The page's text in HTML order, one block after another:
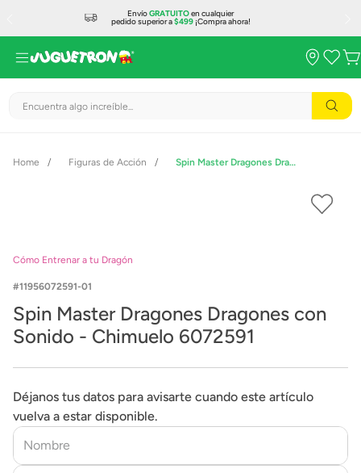
EnvíoGRATUITOen cualquier
pedido superior a$499¡Compra ahora!
Encuentra algo increíble...
Figuras de Acción Spin Master Dragones Dragones con Sonido - Chimuelo 6072591
Cómo Entrenar a tu Dragón
11956072591-01
Spin Master Dragones Dragones con
Sonido - Chimuelo 6072591
Déjanos tus datos para avisarte cuando este artículo
vuelva a estar disponible.